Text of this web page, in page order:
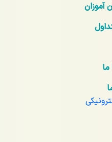
آموزان